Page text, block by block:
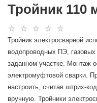
Тройник 110
Тройник электросварной
водопроводных ПЭ,
заданном участке. Монтаж
электромуфтовой сварки.
настроить, считав штрих-
вручную. Тройники